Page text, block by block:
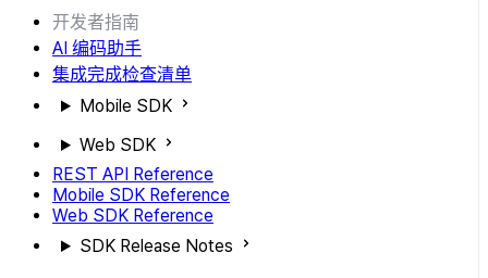
开发者指南
AI 编码助手
集成完成检查清单
Mobile SDK
Web SDK
REST API Reference
Mobile SDK Reference
Web SDK Reference
SDK Release Notes